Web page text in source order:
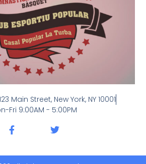
Main Street, New York, NY 10001
Fri 9:00AM - 5:00PM